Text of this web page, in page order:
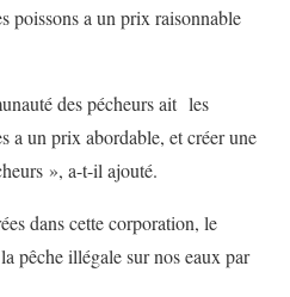
poissons a un prix raisonnable
des pécheurs ait les
a un prix abordable, et créer une
», a-t-il ajouté.
dans cette corporation, le
pêche illégale sur nos eaux par